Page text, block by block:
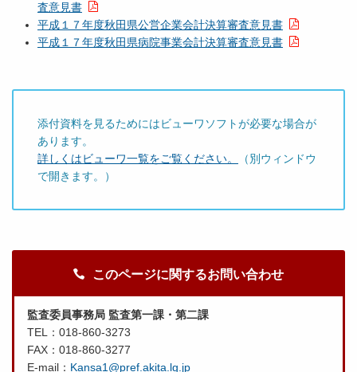
査意見書
平成１７年度秋田県公営企業会計決算審査意見書
平成１７年度秋田県病院事業会計決算審査意見書
添付資料を見るためにはビューワソフトが必要な場合が
あります。
詳しくはビューワ一覧をご覧ください。
（別ウィンドウ
で開きます。）
このページに関するお問い合わせ
監査委員事務局 監査第一課・第二課
TEL：018-860-3273
FAX：018-860-3277
E-mail： Kansa1@pref.akita.lg.jp